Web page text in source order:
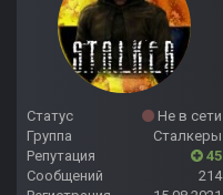
Статус
Не в сети
Группа
Сталкеры
Репутация
45
Сообщений
214